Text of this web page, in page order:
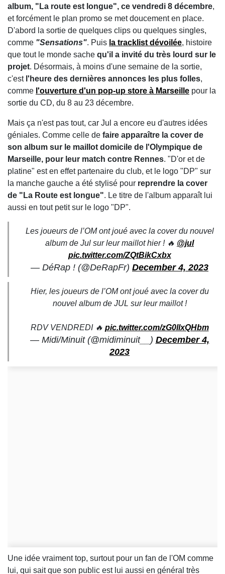
album, "La route est longue", ce vendredi 8 décembre,
et forcément le plan promo se met doucement en place.
D'abord la sortie de quelques clips ou quelques singles,
comme "Sensations". Puis la tracklist dévoilée, histoire
que tout le monde sache qu'il a invité du très lourd sur le
projet. Désormais, à moins d'une semaine de la sortie,
c'est l'heure des dernières annonces les plus folles,
comme l'ouverture d'un pop-up store à Marseille pour la
sortie du CD, du 8 au 23 décembre.
Mais ça n'est pas tout, car Jul a encore eu d'autres idées
géniales. Comme celle de faire apparaître la cover de
son album sur le maillot domicile de l'Olympique de
Marseille, pour leur match contre Rennes. "D'or et de
platine" est en effet partenaire du club, et le logo "DP" sur
la manche gauche a été stylisé pour reprendre la cover
de "La Route est longue". Le titre de l'album apparaît lui
aussi en tout petit sur le logo "DP".
Les joueurs de l’OM ont joué avec la cover du nouvel
album de Jul sur leur maillot hier ! 🔥 @jul
pic.twitter.com/ZQtBikCxbx
— DéRap ! (@DeRapFr) December 4, 2023
Hier, les joueurs de l’OM ont joué avec la cover du
nouvel album de JUL sur leur maillot !
RDV VENDREDI 🔥 pic.twitter.com/zG0llxQHbm
— Midi/Minuit (@midiminuit__) December 4,
2023
Une idée vraiment top, surtout pour un fan de l'OM comme
lui, qui sait que son public est lui aussi en général très